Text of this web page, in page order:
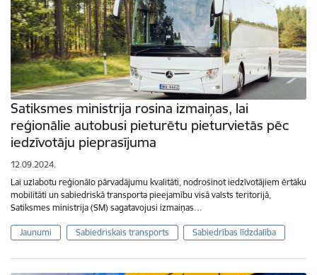
Satiksmes ministrija rosina izmaiņas, lai
reģionālie autobusi pieturētu pieturvietās pēc
iedzīvotāju pieprasījuma
12.09.2024.
Lai uzlabotu reģionālo pārvadājumu kvalitāti, nodrošinot iedzīvotājiem ērtāku
mobilitāti un sabiedriskā transporta pieejamību visā valsts teritorijā,
Satiksmes ministrija (SM) sagatavojusi izmaiņas…
Jaunumi Sabiedriskais transports Sabiedrības līdzdalība